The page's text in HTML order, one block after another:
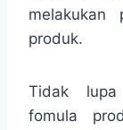
melakukan
produk.
Tidak lupa
fomula